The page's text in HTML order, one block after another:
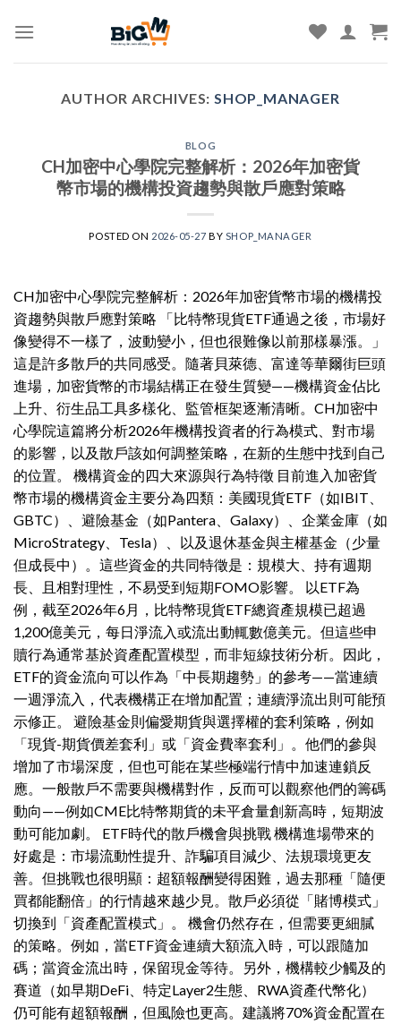
AUTHOR ARCHIVES: SHOP_MANAGER
BLOG
CH加密中心學院完整解析：2026年加密貨
幣市場的機構投資趨勢與散戶應對策略
POSTED ON 2026-05-27 BY SHOP_MANAGER
CH加密中心學院完整解析：2026年加密貨幣市場的機構投
資趨勢與散戶應對策略 「比特幣現貨ETF通過之後，市場好
像變得不一樣了，波動變小，但也很難像以前那樣暴漲。」
這是許多散戶的共同感受。隨著貝萊德、富達等華爾街巨頭
進場，加密貨幣的市場結構正在發生質變——機構資金佔比
上升、衍生品工具多樣化、監管框架逐漸清晰。CH加密中
心學院這篇將分析2026年機構投資者的行為模式、對市場
的影響，以及散戶該如何調整策略，在新的生態中找到自己
的位置。 機構資金的四大來源與行為特徵 目前進入加密貨
幣市場的機構資金主要分為四類：美國現貨ETF（如IBIT、
GBTC）、避險基金（如Pantera、Galaxy）、企業金庫（如
MicroStrategy、Tesla）、以及退休基金與主權基金（少量
但成長中）。這些資金的共同特徵是：規模大、持有週期
長、且相對理性，不易受到短期FOMO影響。 以ETF為
例，截至2026年6月，比特幣現貨ETF總資產規模已超過
1,200億美元，每日淨流入或流出動輒數億美元。但這些申
贖行為通常基於資產配置模型，而非短線技術分析。因此，
ETF的資金流向可以作為「中長期趨勢」的參考——當連續
一週淨流入，代表機構正在增加配置；連續淨流出則可能預
示修正。 避險基金則偏愛期貨與選擇權的套利策略，例如
「現貨-期貨價差套利」或「資金費率套利」。他們的參與
增加了市場深度，但也可能在某些極端行情中加速連鎖反
應。一般散戶不需要與機構對作，反而可以觀察他們的籌碼
動向——例如CME比特幣期貨的未平倉量創新高時，短期波
動可能加劇。 ETF時代的散戶機會與挑戰 機構進場帶來的
好處是：市場流動性提升、詐騙項目減少、法規環境更友
善。但挑戰也很明顯：超額報酬變得困難，過去那種「隨便
買都能翻倍」的行情越來越少見。散戶必須從「賭博模式」
切換到「資產配置模式」。 機會仍然存在，但需要更細膩
的策略。例如，當ETF資金連續大額流入時，可以跟隨加
碼；當資金流出時，保留現金等待。另外，機構較少觸及的
賽道（如早期DeFi、特定Layer2生態、RWA資產代幣化）
仍可能有超額報酬，但風險也更高。建議將70%資金配置在